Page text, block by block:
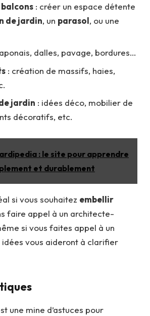
: créer un espace détente
de jardin, un parasol, ou une
dalles, pavage, bordures…
: création de massifs, haies,
jardin : idées déco, mobilier de
décoratifs, etc.
: le site pour apprendre
et durablement
si vous souhaitez embellir
faire appel à un architecte-
si vous faites appel à un
idées vous aideront à clarifier
une mine d’astuces pour